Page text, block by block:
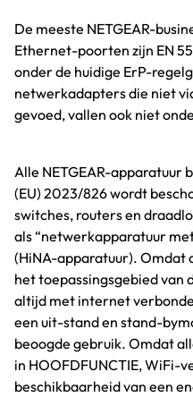
De meeste NETGEAR-
Ethernet-poorten zijn EN
onder de huidige ErP-
netwerkadapters die niet
gevoed, vallen ook niet
Alle NETGEAR-apparatuur
(EU) 2023/826 wordt
switches, routers en
als “netwerkapparatuur
(HiNA-apparatuur). Omdat
het toepassingsgebied van
altijd met internet
een uit-stand en stand-
beoogde gebruik. Omdat
in HOOFDFUNCTIE, WiFi-
beschikbaarheid van een